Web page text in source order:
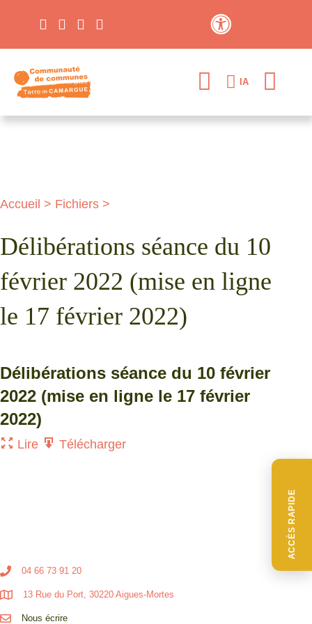
ACCÈS RAPIDE
IA
Accueil > Fichiers >
Délibérations séance du 10
février 2022 (mise en ligne
le 17 février 2022)
Délibérations séance du 10 février
2022 (mise en ligne le 17 février
2022)
Lire Télécharger
04 66 73 91 20
13 Rue du Port, 30220 Aigues-Mortes
Nous écrire